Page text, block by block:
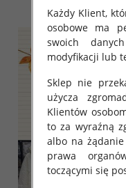
szczegóły
Każdy Klient,
osobowe ma
swoich
modyfikacji lub
Sklep nie
użycza
Klientów
to za wyraźną
albo na
prawa
toczącymi się